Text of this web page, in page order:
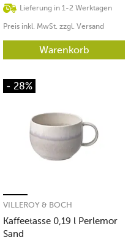
Lieferung in 1-2 Werktagen
Preis inkl. MwSt. zzgl. Versand
Warenkorb
- 28%
Kaffeetasse 0,19 l Perlemor
Sand
VILLEROY & BOCH